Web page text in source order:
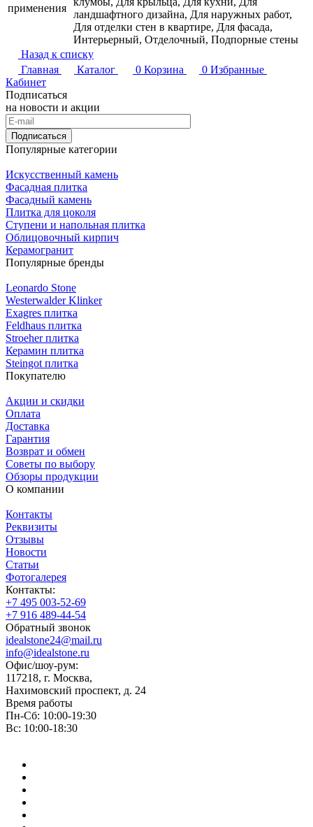
применения
ландшафтного дизайна, Для наружных работ,
Для отделки стен в квартире, Для фасада,
Интерьерный, Отделочный, Подпорные стены
Назад к списку
Главная
Каталог 0 Корзина 0 Избранные
Кабинет
Подписаться
на новости и акции
Подписаться
Популярные категории
Искусственный камень
Фасадная плитка
Фасадный камень
Плитка для цоколя
Ступени и напольная плитка
Облицовочный кирпич
Керамогранит
Популярные бренды
Leonardo Stone
Westerwalder Klinker
Exagres плитка
Feldhaus плитка
Stroeher плитка
Керамин плитка
Steingot плитка
Покупателю
Акции и скидки
Оплата
Доставка
Гарантия
Возврат и обмен
Советы по выбору
Обзоры продукции
О компании
Контакты
Реквизиты
Отзывы
Новости
Статьи
Фотогалерея
Контакты:
+7 495 003-52-69
+7 916 489-44-54
Обратный звонок
idealstone24@mail.ru
info@idealstone.ru
Офис/шоу-рум:
117218, г. Москва,
Нахимовский проспект, д. 24
Время работы
Пн-Сб: 10:00-19:30
Вс: 10:00-18:30